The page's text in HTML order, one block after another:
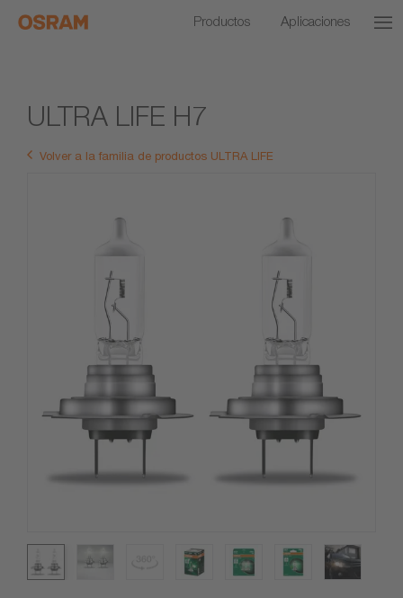
Productos Aplicaciones
ULTRA LIFE H7
Volver a la familia de productos ULTRA LIFE